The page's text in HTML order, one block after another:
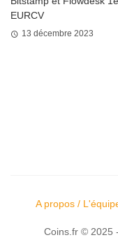
EURCV
13 décembre 2023
A propos /
Coins.fr © 2025